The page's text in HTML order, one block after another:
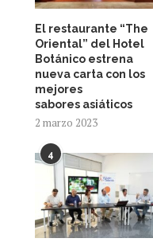
El restaurante “The
Oriental” del Hotel
Botánico estrena
nueva carta con los
mejores
sabores asiáticos
2 marzo 2023
4